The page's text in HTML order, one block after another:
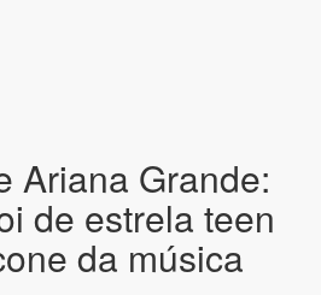
Ariana Grande:
de estrela teen
da música